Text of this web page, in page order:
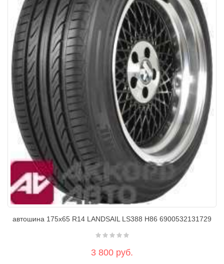
автошина 175х65 R14 LANDSAIL LS388 H86 6900532131729
3 800 руб.